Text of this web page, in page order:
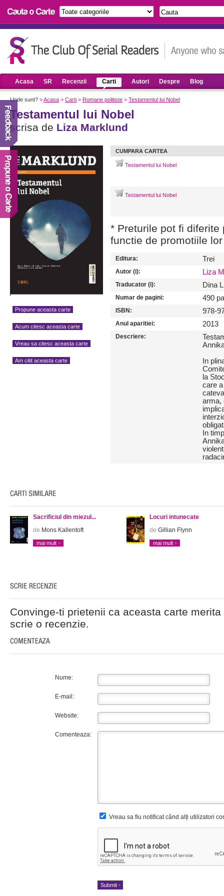
Acasa SR Recenzii Carti Autori Despre Blog
Unde sunt? >Acasa > Carti > Romane politiste > Testamentul lui Nobel
Testamentul lui Nobel
scrisa de Liza Marklund
Propune aceasta carte
Acum citesc aceasta carte
Vreau sa citesc aceasta carte
Am citit aceasta carte
CUMPARA CARTEA
Testamentul lui Nobel
Testamentul lui Nobel
* Preturile pot fi
functie de promotiile
Editura: Trei
Autor (i): Liza
Traducator (i): Dina
Numar de pagini: 490
ISBN: 978-
Anul aparitiei: 2013
Descriere:
In
la
care
arma,
In
Sacrificiul din miezul...
de Mons Kallentoft
mai mult
Locuri intunecate
de Gillian Flynn
mai mult
Convinge-ti prietenii ca aceasta carte
scrie o recenzie.
Nume:
E-mail:
Website:
Comenteaza:
Vreau sa fiu notificat când alți utilizatori